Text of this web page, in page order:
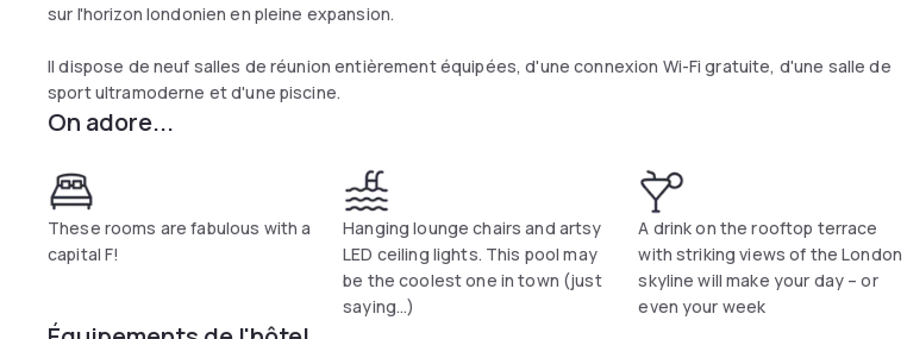
sur l'horizon londonien en pleine expansion.
Il dispose de neuf salles de réunion entièrement équipées, d'une connexion Wi-Fi gratuite, d'une salle de
sport ultramoderne et d'une piscine.
On adore...
These rooms are fabulous with a
capital F!
Hanging lounge chairs and artsy
LED ceiling lights. This pool may
be the coolest one in town (just
saying…)
A drink on the rooftop terrace
with striking views of the London
skyline will make your day – or
even your week